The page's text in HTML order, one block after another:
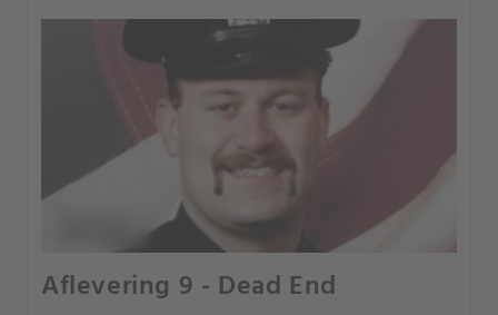
Aflevering 9 - Dead End